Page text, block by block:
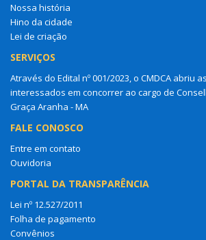
Nossa história
Hino da cidade
Lei de criação
SERVIÇOS
Através do Edital nº 001/2023, o CMDCA abriu
interessados em concorrer ao cargo de
Graça Aranha - MA
FALE CONOSCO
Entre em contato
Ouvidoria
PORTAL DA TRANSPARÊNCIA
Lei nº 12.527/2011
Folha de pagamento
Convênios